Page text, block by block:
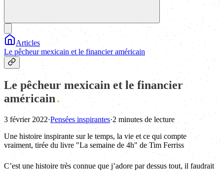
Articles
Le pêcheur mexicain et le financier américain
Le pêcheur mexicain et le financier
américain
3 février 2022·Pensées inspirantes·2 minutes de lecture
Une histoire inspirante sur le temps, la vie et ce qui compte
vraiment, tirée du livre "La semaine de 4h" de Tim Ferriss
C’est une histoire très connue que j’adore par dessus tout, il faudrait